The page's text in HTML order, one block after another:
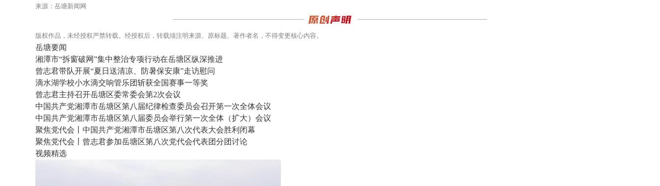
来源：岳塘新闻网
版权作品，未经授权严禁转载。经授权后，转载须注明来源、原标题、著作者名，不得变更核心内容。
岳塘要闻
湘潭市“拆窗破网”集中整治专项行动在岳塘区纵深推进
曾志君带队开展“夏日送清凉、防暑保安康”走访慰问
滴水湖学校小水滴交响管乐团斩获全国赛事一等奖
曾志君主持召开岳塘区委常委会第2次会议
中国共产党湘潭市岳塘区第八届纪律检查委员会召开第一次全体会议
中国共产党湘潭市岳塘区第八届委员会举行第一次全体（扩大）会议
聚焦党代会丨中国共产党湘潭市岳塘区第八次代表大会胜利闭幕
聚焦党代会丨曾志君参加岳塘区第八次党代会代表团分团讨论
视频精选